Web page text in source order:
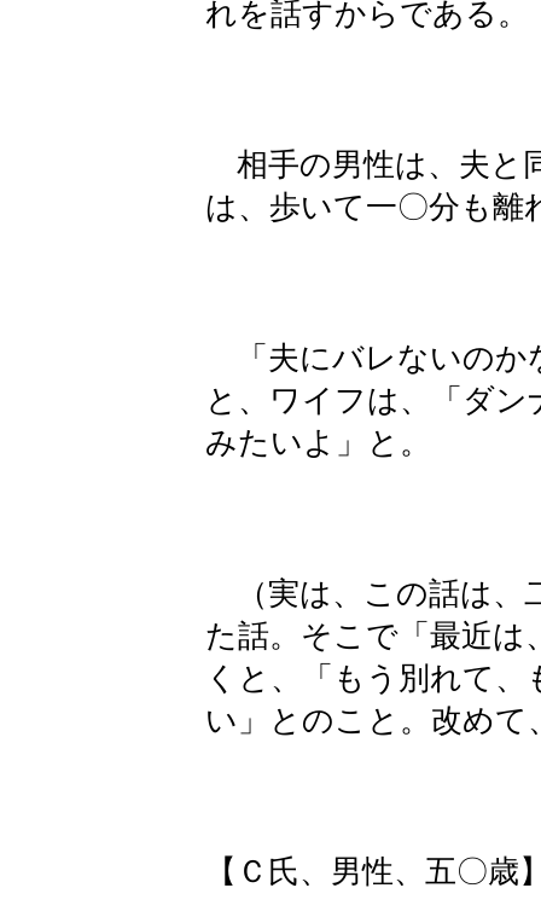
れを話すからである。
相手の男性は、夫と
は、歩いて一〇分も離
「夫にバレないのか
と、ワイフは、「ダ
みたいよ」と。
（実は、この話は、
た話。そこで「最近は
くと、「もう別れて
い」とのこと。改めて
【Ｃ氏、男性、五〇歳